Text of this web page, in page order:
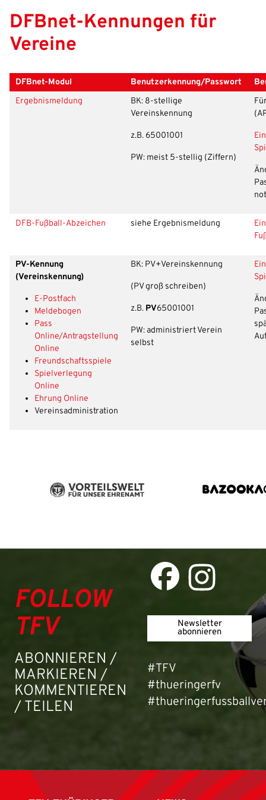
DFBnet-Kennungen für
Vereine
DFBnet-Modul Benutzerkennung/Passwort
Ergebnismeldung
BK: 8-stellige
Vereinskennung
z.B. 65001001
PW: meist 5-stellig (Ziffern)
DFB-Fußball-Abzeichen siehe Ergebnismeldung
PV-Kennung
(Vereinskennung)
E-Postfach
Meldebogen
Pass
Online/Antragstellung
Online
Freundschaftsspiele
Spielverlegung
Online
Ehrung Online
Vereinsadministration
BK: PV+Vereinskennung
(PV groß schreiben)
z.B. PV65001001
PW: administriert Verein
selbst
FOLLOW
TFV
ABONNIEREN /
MARKIEREN /
KOMMENTIEREN
/ TEILEN
Newsletter
abonnieren
#TFV
#thueringerfv